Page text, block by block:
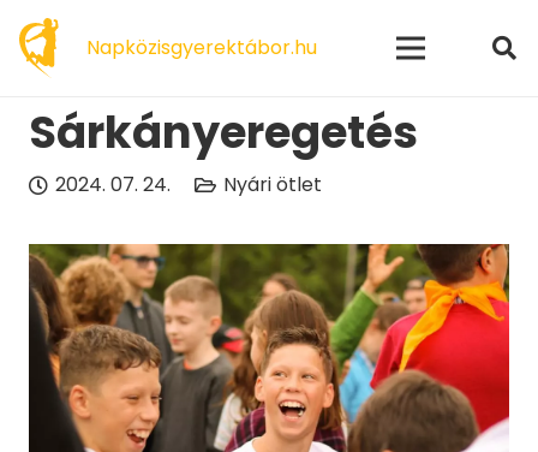
Napközisgyerektábor.hu
Sárkányeregetés
2024. 07. 24. Nyári ötlet